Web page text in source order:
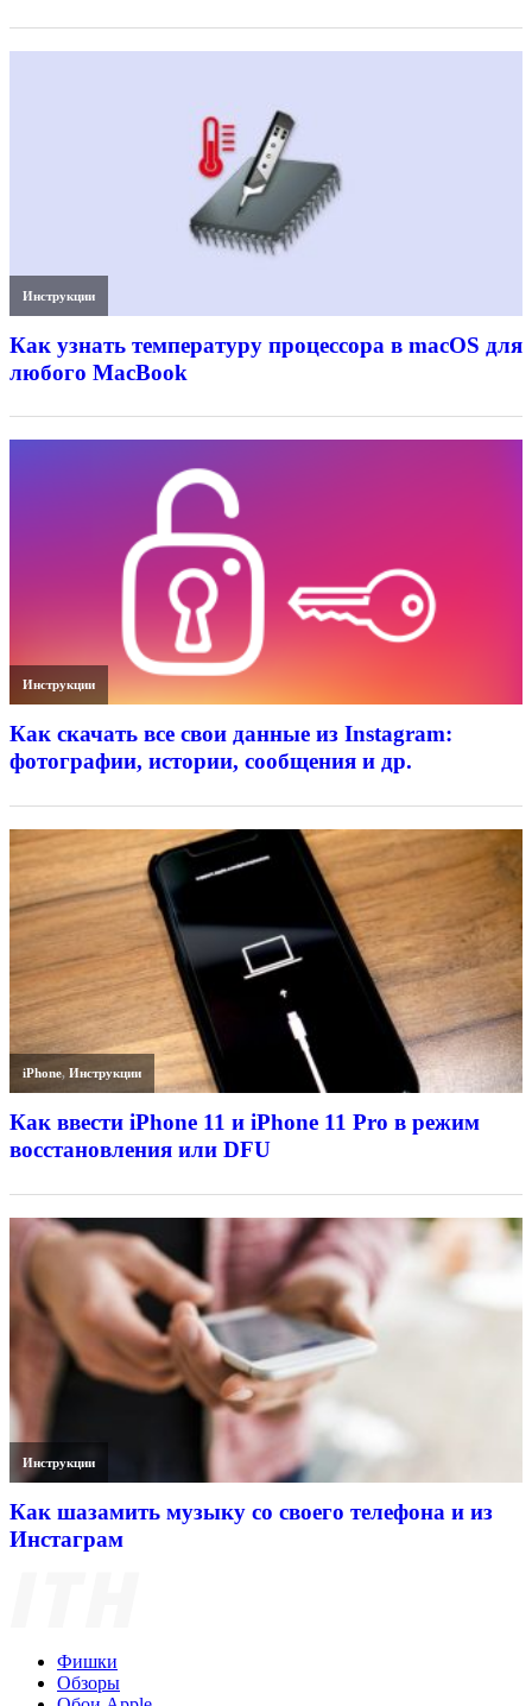
Инструкции
Как узнать температуру процессора в macOS для
любого MacBook
Инструкции
Как скачать все свои данные из Instagram:
фотографии, истории, сообщения и др.
iPhone,Инструкции
Как ввести iPhone 11 и iPhone 11 Pro в режим
восстановления или DFU
Инструкции
Как шазамить музыку со своего телефона и из
Инстаграм
Фишки
Обзоры